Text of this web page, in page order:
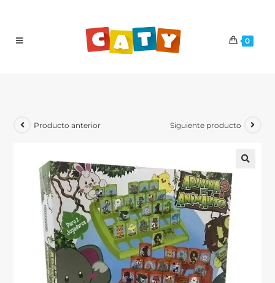
0
Producto anterior Siguiente producto